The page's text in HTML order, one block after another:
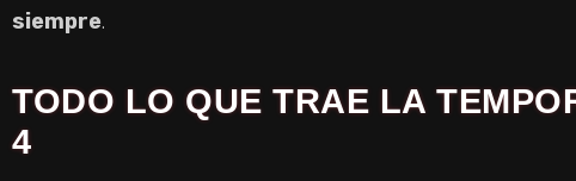
siempre.
TODO LO QUE TRAE LA
4